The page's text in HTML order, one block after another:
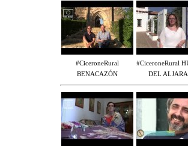
#CiceroneRural
BENACAZÓN
#CiceroneRural
DEL